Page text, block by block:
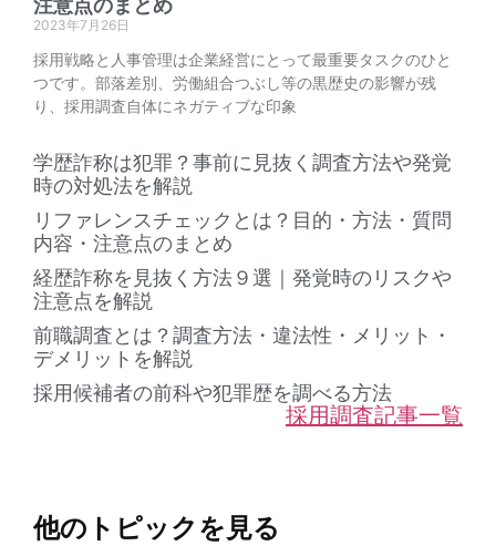
注意点のまとめ
2023年7月26日
採用戦略と人事管理は企業経営にとって最重要タスクのひと
つです。部落差別、労働組合つぶし等の黒歴史の影響が残
り、採用調査自体にネガティブな印象
学歴詐称は犯罪？事前に見抜く調査方法や発覚
時の対処法を解説
リファレンスチェックとは？目的・方法・質問
内容・注意点のまとめ
経歴詐称を見抜く方法９選｜発覚時のリスクや
注意点を解説
前職調査とは？調査方法・違法性・メリット・
デメリットを解説
採用候補者の前科や犯罪歴を調べる方法
採用調査記事一覧
他のトピックを見る